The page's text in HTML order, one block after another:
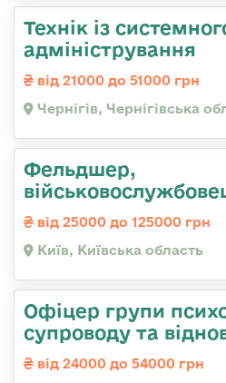
Технік із
адміністрування
від 21000 до 51000 грн
Чернігів, Чернігівська
Фельдшер,
від 25000 до 125000 грн
Київ, Київська область
Офіцер групи
супроводу та
від 24000 до 54000 грн